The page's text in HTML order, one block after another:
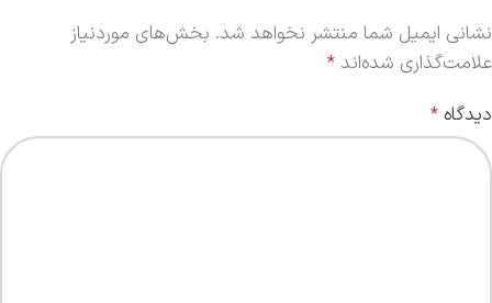
نشانی ایمیل شما منتشر نخواهد شد. بخش‌های موردنیاز
علامت‌گذاری شده‌اند *
دیدگاه *